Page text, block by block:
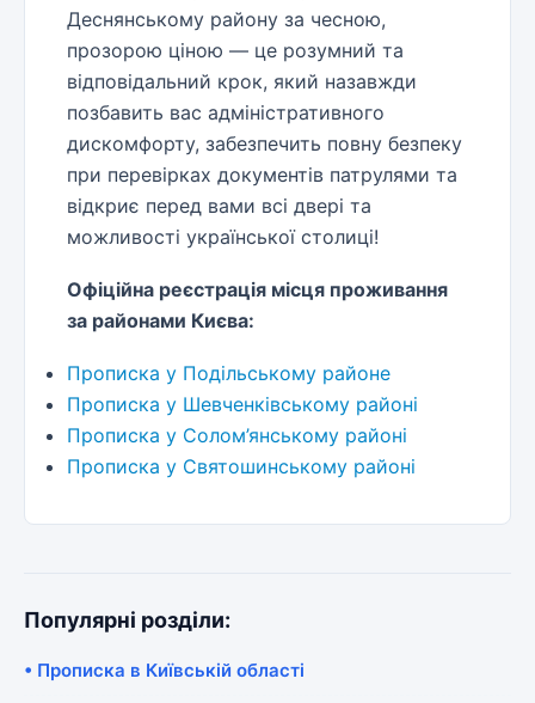
Деснянському району за чесною,
прозорою ціною — це розумний та
відповідальний крок, який назавжди
позбавить вас адміністративного
дискомфорту, забезпечить повну безпеку
при перевірках документів патрулями та
відкриє перед вами всі двері та
можливості української столиці!
Офіційна реєстрація місця проживання
за районами Києва:
Прописка у Подільському районе
Прописка у Шевченківському районі
Прописка у Солом’янському районі
Прописка у Святошинському районі
Популярні розділи:
• Прописка в Київській області